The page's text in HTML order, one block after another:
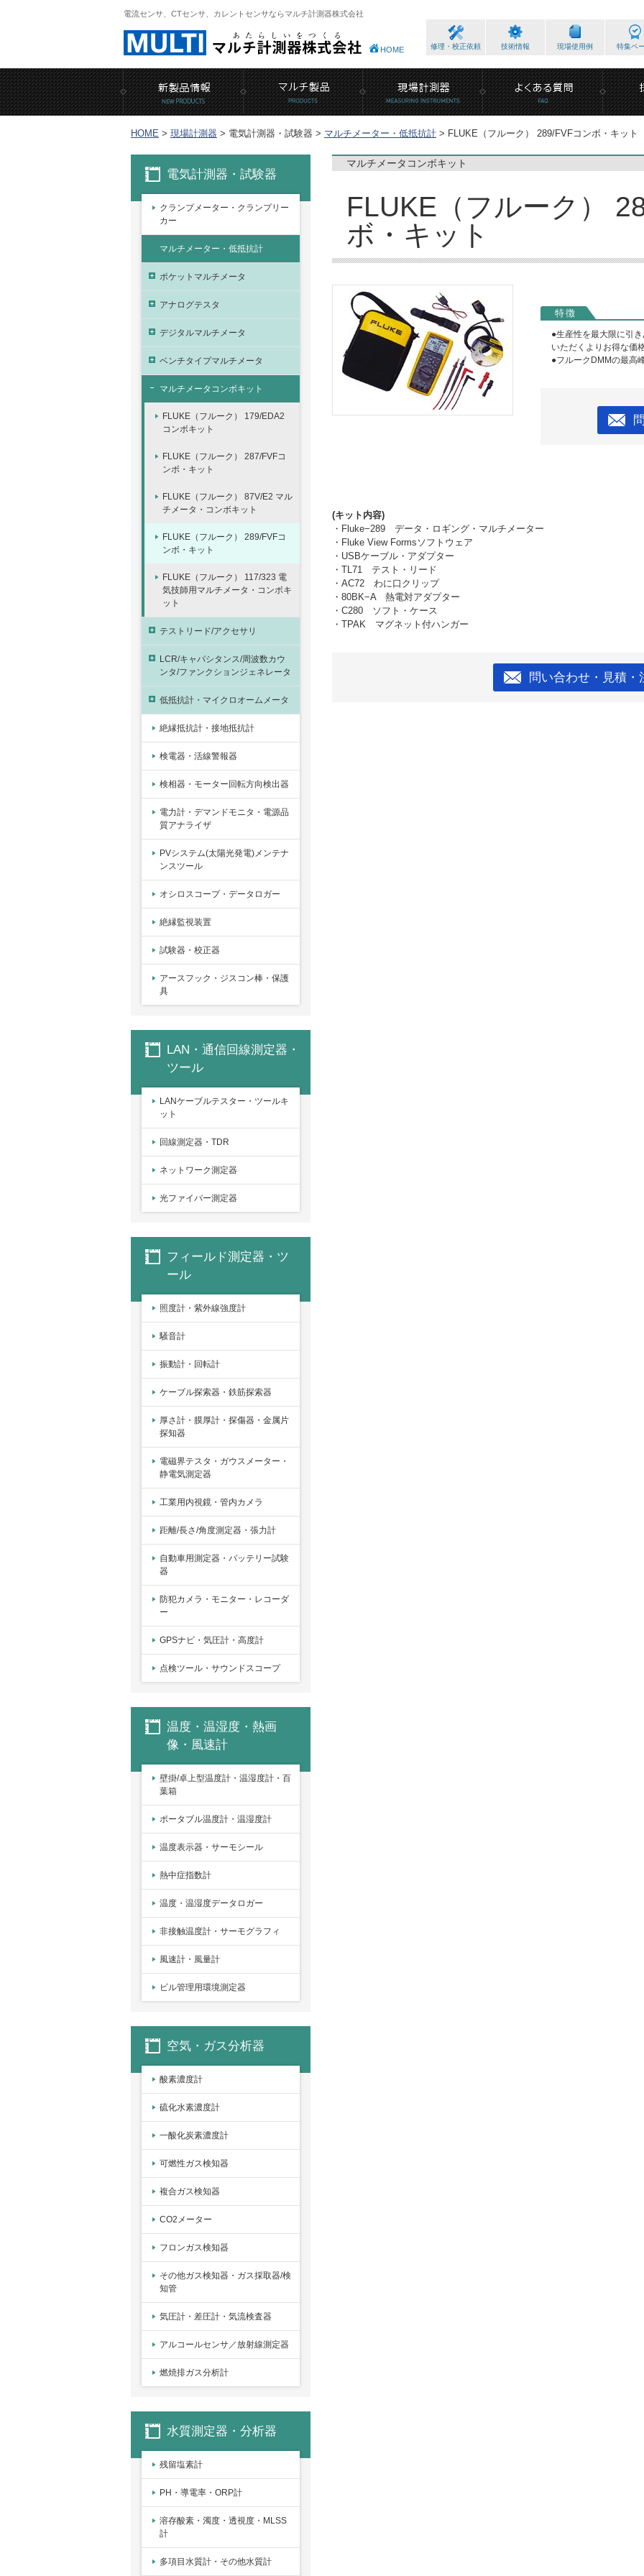
電流センサ、CTセンサ、カレントセンサならマルチ計測器株式会社
HOME 修理・校正依頼 技術情報 現場使用例 特集ペ
HOME > 現場計測器 > 電気計測器・試験器 > マルチメーター・低抵抗計 > FLUKE（フルーク） 289/FVFコンボ・キット
電気計測器・試験器
クランプメーター・クランプリー
カー
マルチメーター・低抵抗計
ポケットマルチメータ
アナログテスタ
デジタルマルチメータ
ベンチタイプマルチメータ
マルチメータコンボキット
FLUKE（フルーク） 179/EDA2
コンボキット
FLUKE（フルーク） 287/FVFコ
ンボ・キット
FLUKE（フルーク） 87V/E2 マル
チメータ・コンボキット
FLUKE（フルーク） 289/FVFコ
ンボ・キット
FLUKE（フルーク） 117/323 電
気技師用マルチメータ・コンボキ
ット
テストリード/アクセサリ
LCR/キャパシタンス/周波数カウ
ンタ/ファンクションジェネレータ
低抵抗計・マイクロオームメータ
絶縁抵抗計・接地抵抗計
検電器・活線警報器
検相器・モーター回転方向検出器
電力計・デマンドモニタ・電源品
質アナライザ
PVシステム(太陽光発電)メンテナ
ンスツール
オシロスコープ・データロガー
絶縁監視装置
試験器・校正器
アースフック・ジスコン棒・保護
具
LAN・通信回線測定器・
ツール
LANケーブルテスター・ツールキ
ット
回線測定器・TDR
ネットワーク測定器
光ファイバー測定器
フィールド測定器・ツ
ール
照度計・紫外線強度計
騒音計
振動計・回転計
ケーブル探索器・鉄筋探索器
厚さ計・膜厚計・探傷器・金属片
探知器
電磁界テスタ・ガウスメーター・
静電気測定器
工業用内視鏡・管内カメラ
距離/長さ/角度測定器・張力計
自動車用測定器・バッテリー試験
器
防犯カメラ・モニター・レコーダ
ー
GPSナビ・気圧計・高度計
点検ツール・サウンドスコープ
温度・温湿度・熱画
像・風速計
壁掛/卓上型温度計・温湿度計・百
葉箱
ポータブル温度計・温湿度計
温度表示器・サーモシール
熱中症指数計
温度・温湿度データロガー
非接触温度計・サーモグラフィ
風速計・風量計
ビル管理用環境測定器
空気・ガス分析器
酸素濃度計
硫化水素濃度計
一酸化炭素濃度計
可燃性ガス検知器
複合ガス検知器
CO2メーター
フロンガス検知器
その他ガス検知器・ガス採取器/検
知管
気圧計・差圧計・気流検査器
アルコールセンサ／放射線測定器
燃焼排ガス分析計
水質測定器・分析器
残留塩素計
PH・導電率・ORP計
溶存酸素・濁度・透視度・MLSS
計
多項目水質計・その他水質計
マルチメータコンボキット
FLUKE（フルーク）
ボ・キット
特徴
●生産性を最大限に引
いただくよりお得な価
●フルークDMMの最高
(キット内容)
・Fluke−289 データ・ロギング・マルチメーター
・Fluke View Formsソフトウェア
・USBケーブル・アダプター
・TL71 テスト・リード
・AC72 わに口クリップ
・80BK−A 熱電対アダプター
・C280 ソフト・ケース
・TPAK マグネット付ハンガー
問い合わせ・見積・